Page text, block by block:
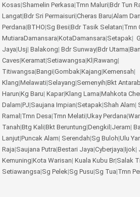
Kosas|Shamelin Perkasa|Tmn Maluri|Bdr Tun
Langat|Bdr Sri Permaisuri|Cheras Baru|Alam
Perdana|BTHO|Sg Besi|Bdr Tasik Selatan|Tmn
MutiaraDamansara|KotaDamansara|Setapak|
Jaya|Usj| Balakong| Bdr Sunway|Bdr Utama|
Caves|Keramat|Setiawangsa|Kl|Rawang|
Titiwangsa|Bangi|Gombak|Kajang|Kemensah|
Klang|Melawati|Selayang|Semenyih|Bkt
Harun|Kg Baru| Kapar|Klang Lama|Mahkota
Dalam|PJ|Saujana Impian|Setapak|Shah Alam|
Ramal|Tmn Desa|Tmn Melati|Ukay Perdana|
Tanah|Btg Kali|Bkt Beruntung|Dengkil|Jeram|
Lanjut|Puncak Alam| Serendah|Sg Buloh|Ulu
Raja|Saujana Putra|Bestari Jaya|Cyberjaya|Ijok|
Kemuning|Kota Warisan| Kuala Kubu Br|Salak
Setiawangsa|Sg Pelek|Sg Pusu|Sg Tua|Tmn